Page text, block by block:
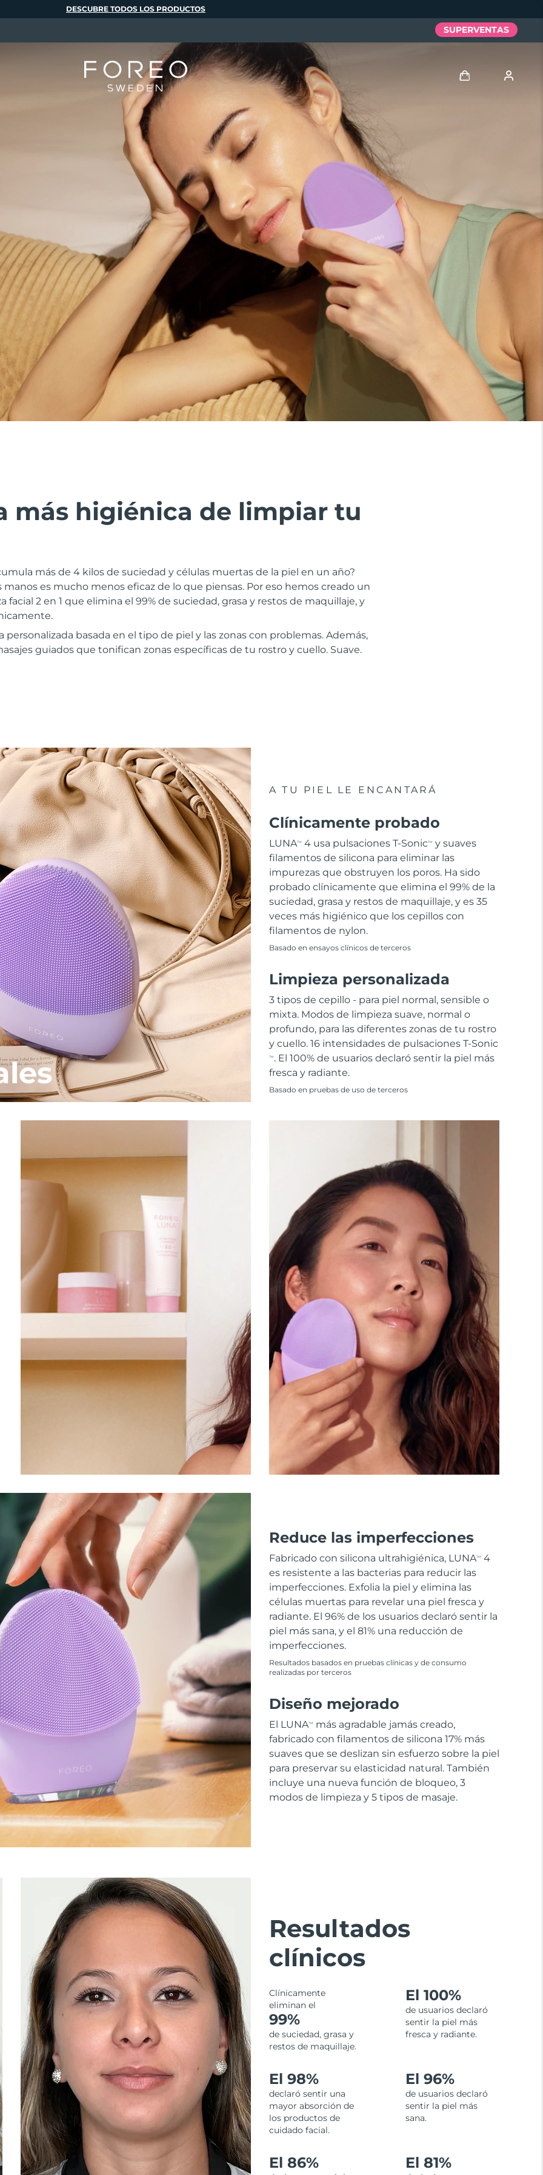
más higiénica de limpiar tu
más de 4 kilos de suciedad y células muertas de la piel en un año?
es mucho menos eficaz de lo que piensas. Por eso hemos creado un
facial 2 en 1 que elimina el 99% de suciedad, grasa y restos de maquillaje, y
personalizada basada en el tipo de piel y las zonas con problemas. Además,
guiados que tonifican zonas específicas de tu rostro y cuello. Suave.
A TU PIEL LE ENCANTARÁ
Clínicamente probado
LUNATM 4 usa pulsaciones T-SonicTM
y suaves
filamentos de silicona para eliminar las
impurezas que obstruyen los poros. Ha sido
probado clínicamente que elimina el 99% de la
suciedad, grasa y restos de maquillaje, y es 35
veces más higiénico que los cepillos con
filamentos de nylon.
Basado en ensayos clínicos de terceros
Limpieza personalizada
3 tipos de cepillo - para piel normal, sensible o
mixta. Modos de limpieza suave, normal o
profundo, para las diferentes zonas de tu rostro
y cuello. 16 intensidades de pulsaciones T-Sonic
TM . El 100% de usuarios declaró sentir la piel más
fresca y radiante.
Basado en pruebas de uso de terceros
Reduce las imperfecciones
Fabricado con silicona ultrahigiénica, LUNATM
4
es resistente a las bacterias para reducir las
imperfecciones. Exfolia la piel y elimina las
células muertas para revelar una piel fresca y
radiante. El 96% de los usuarios declaró sentir la
piel más sana, y el 81% una reducción de
imperfecciones.
Resultados basados en pruebas clínicas y de consumo
realizadas por terceros
Diseño mejorado
El LUNATM
más agradable jamás creado,
fabricado con filamentos de silicona 17% más
suaves que se deslizan sin esfuerzo sobre la piel
para preservar su elasticidad natural. También
incluye una nueva función de bloqueo, 3
modos de limpieza y 5 tipos de masaje.
Resultados
clínicos
Clínicamente
eliminan el
99%
de suciedad, grasa y
restos de maquillaje.
El 100%
de usuarios declaró
sentir la piel más
fresca y radiante.
El 98%
declaró sentir una
mayor absorción de
los productos de
cuidado facial.
El 96%
de usuarios declaró
sentir la piel más
sana.
El 86% El 81%
DESCUBRE TODOS LOS PRODUCTOS
SUPERVENTAS
Mis pedidos
Mis direcciones
Mis suscripciones